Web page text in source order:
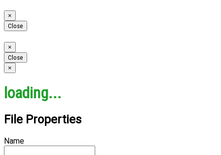
×
Close
×
Close
×
loading...
File Properties
Name